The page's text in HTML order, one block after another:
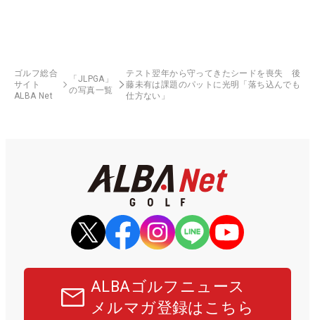
ゴルフ総合
サイト
ALBA Net
「JLPGA」
の写真一覧
テスト翌年から守ってきたシードを喪失 後
藤未有は課題のパットに光明「落ち込んでも
仕方ない」
ALBAゴルフニュース
メルマガ登録はこちら